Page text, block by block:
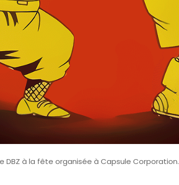
DBZ à la fête organisée à Capsule Corporation.